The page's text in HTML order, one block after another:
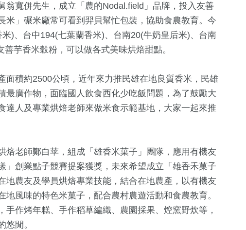
翁寬併先生，成立「農的Nodal.field」品牌，投入友善
米」碾米廠常可看到羿貝幫忙包裝，協助食農教育。今
)、台中194(七葉蘭香米)、台南20(牛奶皇后米)、台南
芋香米穀粉，可以做各式美味烘焙甜點。
面積約2500公頃，近年來力推民雄在地良質香米，民雄
最廣作物，面臨國人飲食西化少吃飯問題，為了鼓勵大
達人及專業烘焙老師來做米食示範基地，大家一起來推
焙老師鄭白苹，組成「雄香米菓子」團隊，應用有機友
」創業點子競賽提案獲獎，未來希望成立「雄香禾菓子
地農友及學員烘焙專業技能，結合在地農產，以有機友
風味的特色米菓子，配合農村農遊活動和食農教育。
手作烤年糕、手作稻草編織、農園採果、焢窯野炊等，
悠閒。
1+
福建林公信俗文
化專區
+
綜藝
兩岸佛教文化交
流專區